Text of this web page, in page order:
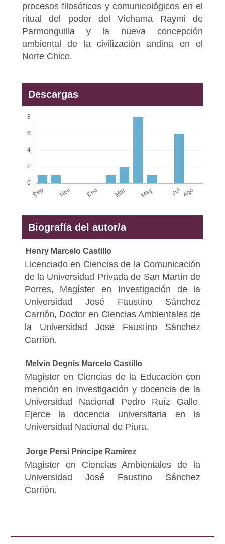
procesos filosóficos y comunicológicos en el
ritual del poder del Vichama Raymi de
Parmonguilla y la nueva concepción
ambiental de la civilización andina en el
Norte Chico.
Descargas
Biografía del autor/a
Henry Marcelo Castillo
Licenciado en Ciencias de la Comunicación
de la Universidad Privada de San Martín de
Porres, Magíster en Investigación de la
Universidad José Faustino Sánchez
Carrión, Doctor en Ciencias Ambientales de
la Universidad José Faustino Sánchez
Carrión.
Melvin Degnis Marcelo Castillo
Magíster en Ciencias de la Educación con
mención en Investigación y docencia de la
Universidad Nacional Pedro Ruíz Gallo.
Ejerce la docencia universitaria en la
Universidad Nacional de Piura.
Jorge Persi Príncipe Ramírez
Magíster en Ciencias Ambientales de la
Universidad José Faustino Sánchez
Carrión.